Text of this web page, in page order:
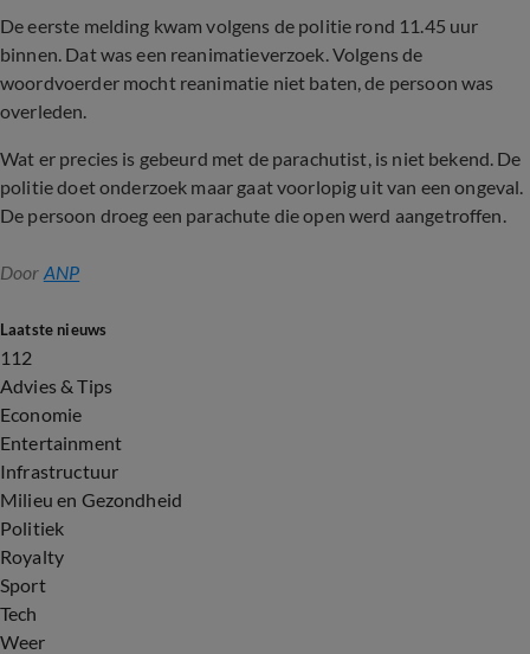
De eerste melding kwam volgens de politie rond 11.45 uur
binnen. Dat was een reanimatieverzoek. Volgens de
woordvoerder mocht reanimatie niet baten, de persoon was
overleden.
Wat er precies is gebeurd met de parachutist, is niet bekend. De
politie doet onderzoek maar gaat voorlopig uit van een ongeval.
De persoon droeg een parachute die open werd aangetroffen.
Door ANP
Laatste nieuws
112
Advies & Tips
Economie
Entertainment
Infrastructuur
Milieu en Gezondheid
Politiek
Royalty
Sport
Tech
Weer